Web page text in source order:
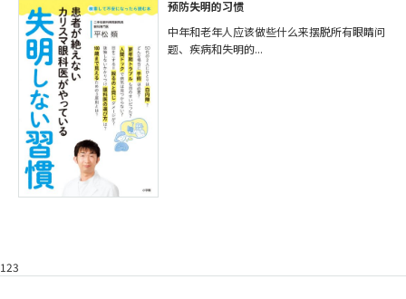
预防失明的习惯
中年和老年人应该做些什么来摆脱所有眼睛问
题、疾病和失明的...
123